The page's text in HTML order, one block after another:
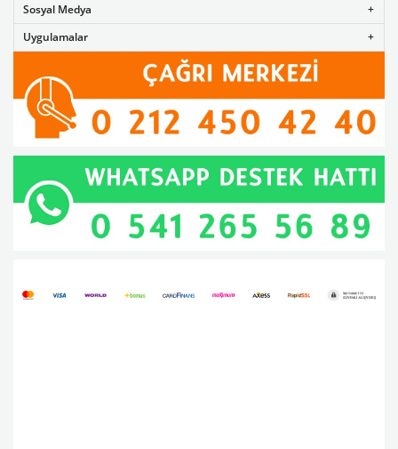
Sosyal Medya
Uygulamalar